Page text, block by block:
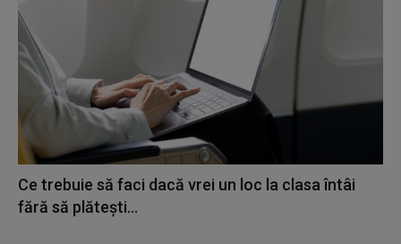
Ce trebuie să faci dacă vrei un loc la clasa întâi
fără să plătești...